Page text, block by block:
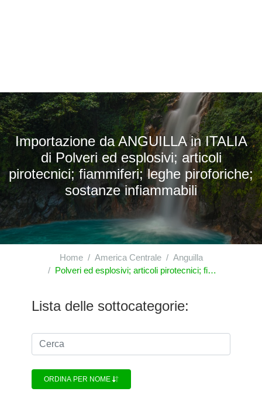
Importazione da ANGUILLA in ITALIA
di Polveri ed esplosivi; articoli
pirotecnici; fiammiferi; leghe piroforiche;
sostanze infiammabili
Home America Centrale
Anguilla
Polveri ed esplosivi; articoli pirotecnici; fiammiferi; leghe piroforiche; sostanze infiammabili
Lista delle sottocategorie:
ORDINA PER NOME